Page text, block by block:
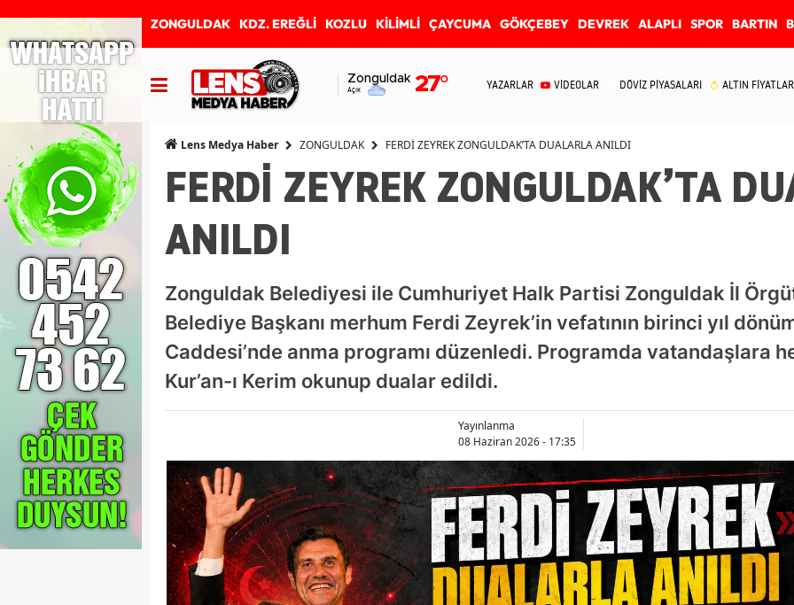
ZONGULDAK KDZ. EREĞLİ KOZLU KİLİMLİ ÇAYCUMA GÖKÇEBEY DEVREK ALAPLI SPOR BARTIN
Zonguldak
Açık 27° YAZARLAR VİDEOLAR DÖVİZ PİYASALARI ALTIN
Lens Medya Haber ZONGULDAK FERDİ ZEYREK ZONGULDAK’TA DUALARLA ANILDI
FERDİ ZEYREK ZONGULDAK’TA
ANILDI
Zonguldak Belediyesi ile Cumhuriyet Halk Partisi Zonguldak İl
Belediye Başkanı merhum Ferdi Zeyrek’in vefatının birinci yıl
Caddesi’nde anma programı düzenledi. Programda vatandaşlara
Kur’an-ı Kerim okunup dualar edildi.
Yayınlanma
08 Haziran 2026 - 17:35